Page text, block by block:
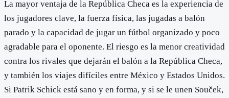
La mayor ventaja de la República Checa es la experiencia de
los jugadores clave, la fuerza física, las jugadas a balón
parado y la capacidad de jugar un fútbol organizado y poco
agradable para el oponente. El riesgo es la menor creatividad
contra los rivales que dejarán el balón a la República Checa,
y también los viajes difíciles entre México y Estados Unidos.
Si Patrik Schick está sano y en forma, y si se le unen Souček,